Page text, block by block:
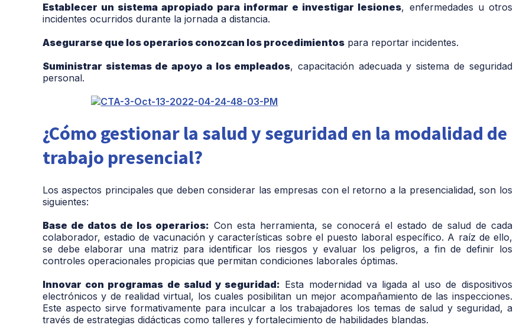
Establecer un sistema apropiado para informar e investigar lesiones, enfermedades u otros
incidentes ocurridos durante la jornada a distancia.
Asegurarse que los operarios conozcan los procedimientos para reportar incidentes.
Suministrar sistemas de apoyo a los empleados, capacitación adecuada y sistema de seguridad
personal.
¿Cómo gestionar la salud y seguridad en la modalidad de
trabajo presencial?
Los aspectos principales que deben considerar las empresas con el retorno a la presencialidad, son los
siguientes:
Base de datos de los operarios: Con esta herramienta, se conocerá el estado de salud de cada
colaborador, estadio de vacunación y características sobre el puesto laboral específico. A raíz de ello,
se debe elaborar una matriz para identificar los riesgos y evaluar los peligros, a fin de definir los
controles operacionales propicias que permitan condiciones laborales óptimas.
Innovar con programas de salud y seguridad: Esta modernidad va ligada al uso de dispositivos
electrónicos y de realidad virtual, los cuales posibilitan un mejor acompañamiento de las inspecciones.
Este aspecto sirve formativamente para inculcar a los trabajadores los temas de salud y seguridad, a
través de estrategias didácticas como talleres y fortalecimiento de habilidades blandas.